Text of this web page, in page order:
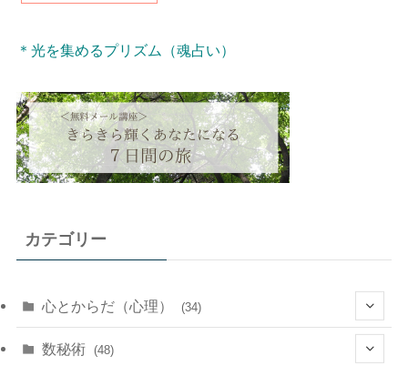
＊光を集めるプリズム（魂占い）
カテゴリー
心とからだ（心理） (34)
数秘術 (48)